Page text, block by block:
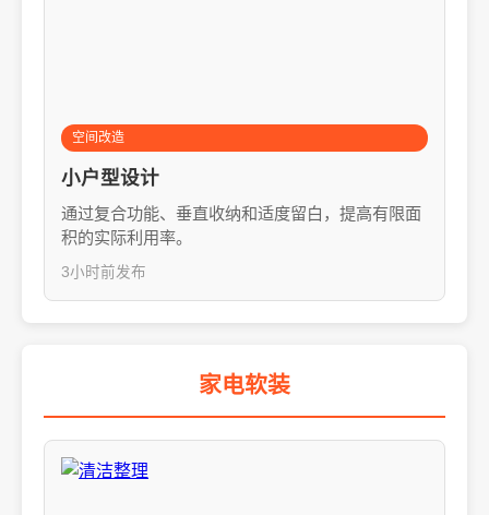
空间改造
小户型设计
通过复合功能、垂直收纳和适度留白，提高有限面
积的实际利用率。
3小时前发布
家电软装